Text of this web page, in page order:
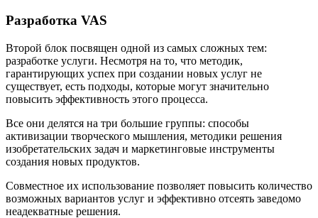
Разработка VAS
Второй блок посвящен одной из самых сложных тем:
разработке услуги. Несмотря на то, что методик,
гарантирующих успех при создании новых услуг не
существует, есть подходы, которые могут значительно
повысить эффективность этого процесса.
Все они делятся на три большие группы: способы
активизации творческого мышления, методики решения
изобретательских задач и маркетинговые инструменты
создания новых продуктов.
Совместное их использование позволяет повысить количество
возможных вариантов услуг и эффективно отсеять заведомо
неадекватные решения.